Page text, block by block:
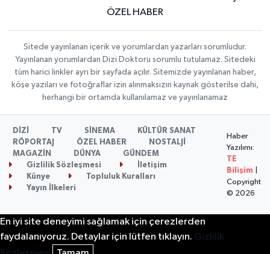
ÖZEL HABER
Sitede yayınlanan içerik ve yorumlardan yazarları sorumludur.
Yayınlanan yorumlardan Dizi Doktoru sorumlu tutulamaz. Sitedeki
tüm harici linkler ayrı bir sayfada açılır. Sitemizde yayınlanan haber,
köşe yazıları ve fotoğraflar izin alınmaksızın kaynak gösterilse dahi,
herhangi bir ortamda kullanılamaz ve yayınlanamaz
DİZİ TV SİNEMA
KÜLTÜR SANAT
RÖPORTAJ
ÖZEL HABER
NOSTALJİ
MAGAZİN
DÜNYA
GÜNDEM
Gizlilik Sözleşmesi
İletişim
Künye
Topluluk Kuralları
Yayın İlkeleri
Haber
Yazılımı:
TE
Bilişim
Copyright
© 2026
En iyi site deneyimi sağlamak için çerezlerden
faydalanıyoruz. Detaylar için lütfen tıklayın. Gizlilik